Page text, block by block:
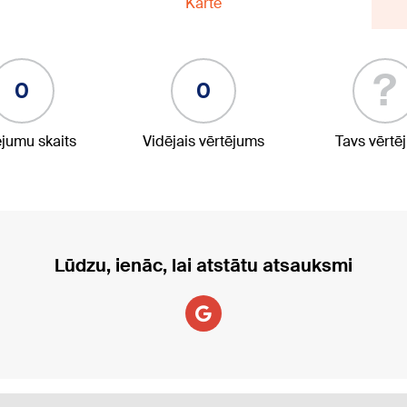
0
skaits
0
Vidējais vērtējums
?
Tavs
Lūdzu, ienāc, lai atstātu atsauksmi